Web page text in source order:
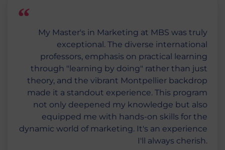
My Master's in Marketing at MBS was truly
exceptional. The diverse international
professors, emphasis on practical learning
through "learning by doing" rather than just
theory, and the vibrant Montpellier backdrop
made it a standout experience. This program
not only deepened my knowledge but also
equipped me with hands-on skills for the
dynamic world of marketing. It's an experience
I'll always cherish.